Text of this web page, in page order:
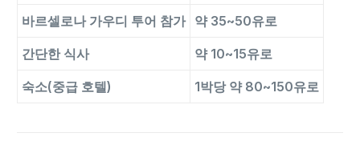
바르셀로나 가우디 투어 참가 약 35~50유로
간단한 식사 약 10~15유로
숙소(중급 호텔) 1박당 약 80~150유로